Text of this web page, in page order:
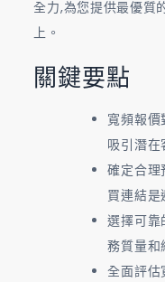
全力,為您提供最優質
上。
關鍵要點
寬頻報價
吸引潛
確定合理
買連結是
選擇可靠
務質量和
全面評估